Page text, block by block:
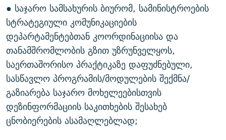
● საჯარო სამსახურის ბიურომ, სამინისტროების
სტრატეგიული კომუნიკაციების
დეპარტამენტებთან კოორდინაციისა და
თანამშრომლობის გზით უზრუნველყოს,
საერთაშორისო პრაქტიკაზე დაფუძნებული,
სასწავლო პროგრამის/მოდულების შექმნა/
გაზიარება საჯარო მოხელეებისთვის
დეზინფორმაციის საკითხების შესახებ
ცნობიერების ასამაღლებლად;